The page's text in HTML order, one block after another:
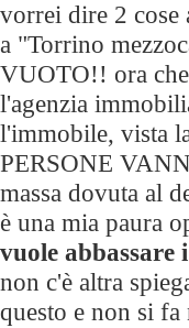
vorrei dire 2 cose
a "Torrino
VUOTO!! ora che
l'agenzia
l'immobile, vista
PERSONE
massa dovuta al
è una mia paura
vuole abbassare
non c'è altra
questo e non si